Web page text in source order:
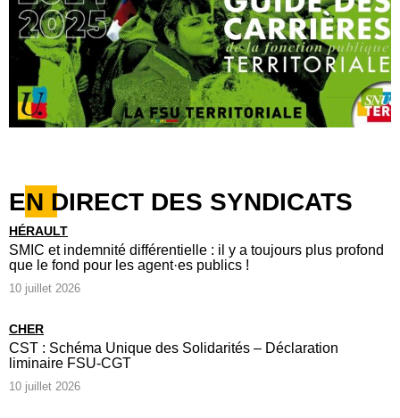
EN DIRECT DES SYNDICATS
HÉRAULT
SMIC et indemnité différentielle : il y a toujours plus profond
que le fond pour les agent·es publics !
10 juillet 2026
CHER
CST : Schéma Unique des Solidarités – Déclaration
liminaire FSU-CGT
10 juillet 2026